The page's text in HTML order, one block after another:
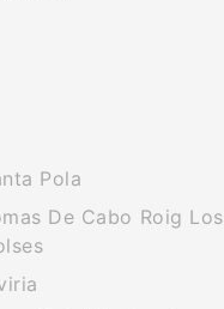
Pola
De Cabo Roig Los